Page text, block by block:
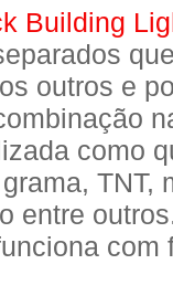
Building
outros e
como
TNT,
entre
com